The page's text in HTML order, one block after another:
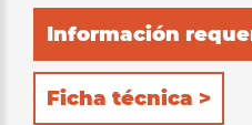
de seguridad de 105
pistón SAUER-
intercambiador de
brazo del cortador
Información
Ficha técnica >